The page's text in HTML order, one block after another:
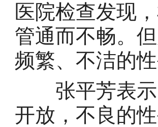
医院检查发现
管通而不畅。
频繁、不洁的
张平芳表示
开放，不良的